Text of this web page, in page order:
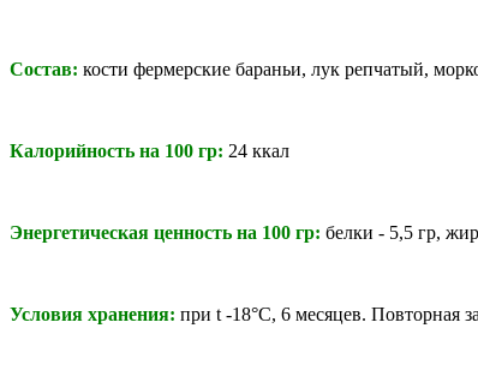
Состав: кости фермерские бараньи, лук репчатый,
Калорийность на 100 гр: 24 ккал
Энергетическая ценность на 100 гр: белки - 5,5 гр,
Условия хранения: при t -18°C, 6 месяцев. Повторная